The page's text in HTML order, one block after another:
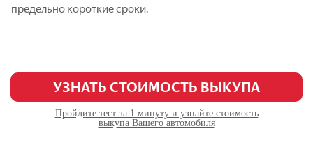
предельно короткие сроки.
УЗНАТЬ СТОИМОСТЬ ВЫКУПА
Пройдите тест за 1 минуту и узнайте стоимость
выкупа Вашего автомобиля